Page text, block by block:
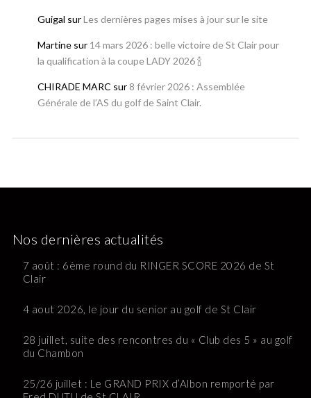
Guigal surLes dernières pages mises à jour sur le site
Martinesur 14 mars 2026 : belle victoire de St Clair pour
la qualification à la coupe LADY 2026 🍾
CHIRADE MARC sur 8 février 2026 : Assemblée
Générale de l’AS du golf de Saint Clair.
Nos dernières actualités
7 août : 6ème round du RINGER SCORE 2026 de St
Clair
4 aout 2026, le jour du senior au golf de St Clair
28 juillet, suite des rencontres du « Club des 5 » au golf
du Chambon
25/26 juillet : Le GRAND PRIX d’Albon remporté par